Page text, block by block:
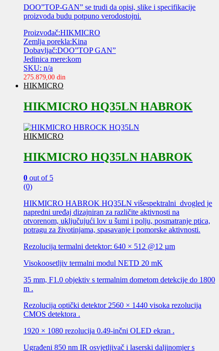
DOO”TOP-GAN” se trudi da opisi, slike i specifikacije
proizvoda budu potpuno verodostojni.
Proizvođač:HIKMICRO
Zemlja porekla:Kina
Dobavljač:DOO”TOP GAN”
Jedinica mere:kom
SKU: n/a
275.879,00 din
HIKMICRO
HIKMICRO HQ35LN HABROK
HIKMICRO
HIKMICRO HQ35LN HABROK
0 out of 5
(0)
HIKMICRO HABROK HQ35LN višespektralni dvogled je
napredni uređaj dizajniran za različite aktivnosti na
otvorenom, uključujući lov u šumi i polju, posmatranje ptica,
potragu za životinjama, spasavanje i pomorske aktivnosti.
Rezolucija termalni detektor: 640 × 512 @12 µm
Visokoosetljiv termalni modul NETD 20 mK
35 mm, F1.0 objektiv s termalnim dometom detekcije do 1800
m .
Rezolucija optički detektor 2560 × 1440 visoka rezolucija
CMOS detektora .
1920 × 1080 rezolucija 0.49-inčni OLED ekran .
Ugrađeni 850 nm IR osvjetljivač i laserski daljinomjer s